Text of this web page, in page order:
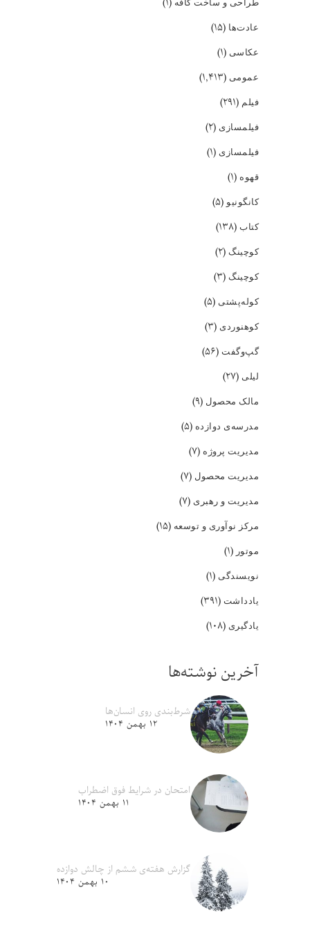
عادت‌ها (۱۵)
عکاسی (۱)
عمومی (۱,۴۱۳)
فیلم (۲۹۱)
فیلمسازی (۲)
فیلمسازی (۱)
قهوه (۱)
کانگونیو(۵)
کتاب (۱۳۸)
کوچینگ (۲)
کوچینگ (۳)
کوله‌پشتی (۵)
کوهنوردی (۳)
گپ‌و‌گفت (۵۶)
لیلی (۲۷)
مالک محصول (۹)
مدرسه‌ی دوازده (۵)
مدیریت پروژه (۷)
مدیریت محصول (۷)
مدیریت و رهبری (۷)
مرکز نوآوری و توسعه (۱۵)
موتور (۱)
نویسندگی (۱)
یادداشت (۳۹۱)
یادگیری (۱۰۸)
آخرین نوشته‌ها
شرط‌بندی روی انسان‌ها
۱۲ بهمن ۱۴۰۴
امتحان در شرایط فوق اضطراب
۱۱ بهمن ۱۴۰۴
گزارش هفته‌ی ششم از چالش دوازده
۱۰ بهمن ۱۴۰۴